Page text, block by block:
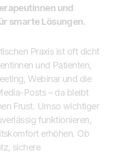
und
smarte Lösungen.
Praxis ist oft dicht
und Patienten,
Webinar und die
Posts – da bleibt
Frust. Umso wichtiger
funktionieren,
erhöhen. Ob
sichere